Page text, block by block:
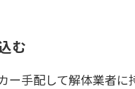
む
ー手配して解体業者